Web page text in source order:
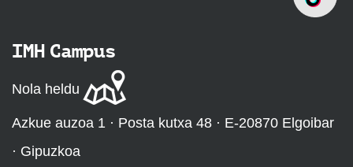
IMH Campus
Nola heldu
Azkue auzoa 1 · Posta kutxa 48 · E-20870 Elgoibar
· Gipuzkoa